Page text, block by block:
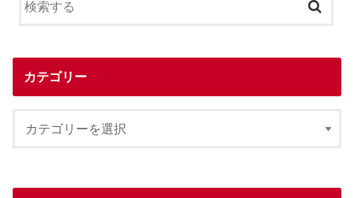
カテゴリー